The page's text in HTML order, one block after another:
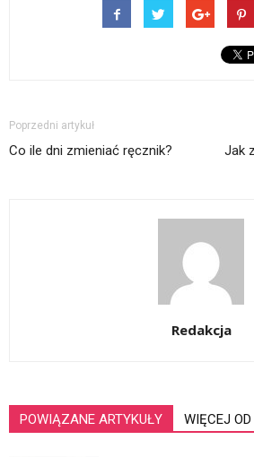
Poprzedni artykuł
Co ile dni zmieniać ręcznik? Jak
Redakcja
POWIĄZANE ARTYKUŁY WIĘCEJ